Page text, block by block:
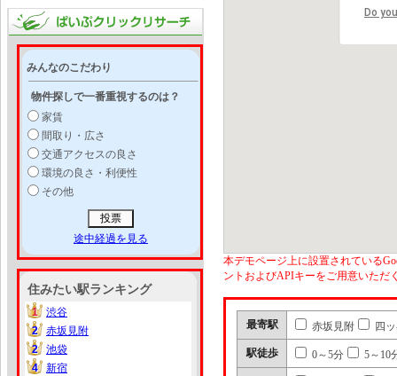
みんなのこだわり
物件探しで一番重視するのは？
家賃
間取り・広さ
交通アクセスの良さ
環境の良さ・利便性
その他
途中経過を見る
住みたい駅ランキング
1
1
渋谷
2
2
赤坂見附
2
2
池袋
4
4
新宿
Do
本デモページ上に設置されている
ントおよびAPIキーをご用意いただ
最寄駅 赤坂見附 四
駅徒歩 0～5分 5～10